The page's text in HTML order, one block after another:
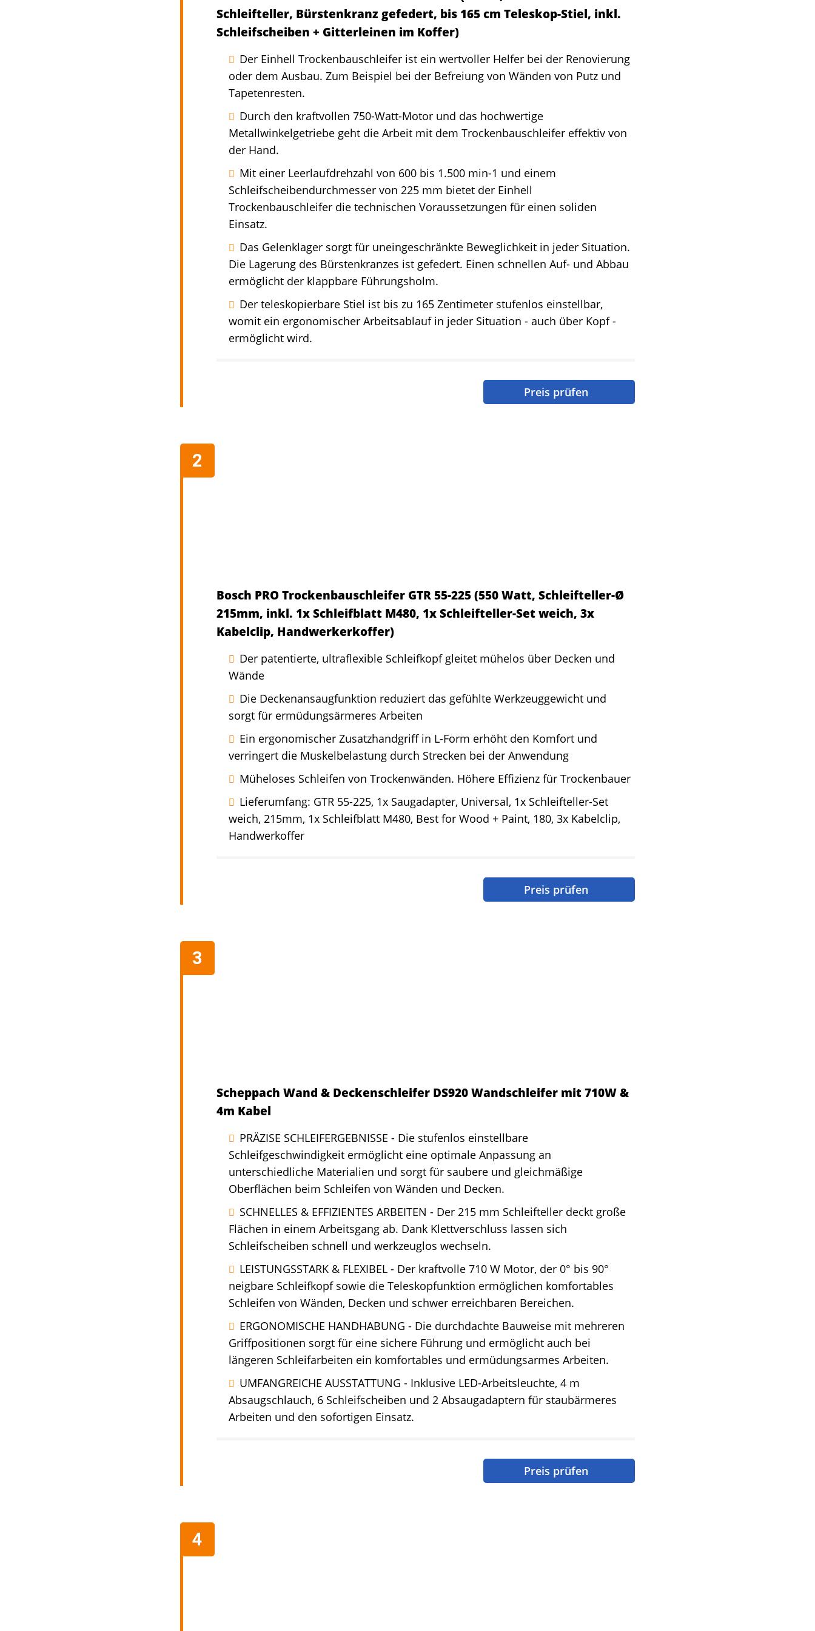
Schleifteller, Bürstenkranz gefedert, bis 165 cm Teleskop-Stiel, inkl.
Schleifscheiben + Gitterleinen im Koffer)
Der Einhell Trockenbauschleifer ist ein wertvoller Helfer bei der Renovierung
oder dem Ausbau. Zum Beispiel bei der Befreiung von Wänden von Putz und
Tapetenresten.
Durch den kraftvollen 750-Watt-Motor und das hochwertige
Metallwinkelgetriebe geht die Arbeit mit dem Trockenbauschleifer effektiv von
der Hand.
Mit einer Leerlaufdrehzahl von 600 bis 1.500 min-1 und einem
Schleifscheibendurchmesser von 225 mm bietet der Einhell
Trockenbauschleifer die technischen Voraussetzungen für einen soliden
Einsatz.
Das Gelenklager sorgt für uneingeschränkte Beweglichkeit in jeder Situation.
Die Lagerung des Bürstenkranzes ist gefedert. Einen schnellen Auf- und Abbau
ermöglicht der klappbare Führungsholm.
Der teleskopierbare Stiel ist bis zu 165 Zentimeter stufenlos einstellbar,
womit ein ergonomischer Arbeitsablauf in jeder Situation - auch über Kopf -
ermöglicht wird.
Preis prüfen
Bosch PRO Trockenbauschleifer GTR 55-225 (550 Watt, Schleifteller-Ø
215mm, inkl. 1x Schleifblatt M480, 1x Schleifteller-Set weich, 3x
Kabelclip, Handwerkerkoffer)
Der patentierte, ultraflexible Schleifkopf gleitet mühelos über Decken und
Wände
Die Deckenansaugfunktion reduziert das gefühlte Werkzeuggewicht und
sorgt für ermüdungsärmeres Arbeiten
Ein ergonomischer Zusatzhandgriff in L-Form erhöht den Komfort und
verringert die Muskelbelastung durch Strecken bei der Anwendung
Müheloses Schleifen von Trockenwänden. Höhere Effizienz für Trockenbauer
Lieferumfang: GTR 55-225, 1x Saugadapter, Universal, 1x Schleifteller-Set
weich, 215mm, 1x Schleifblatt M480, Best for Wood + Paint, 180, 3x Kabelclip,
Handwerkoffer
Preis prüfen
Scheppach Wand & Deckenschleifer DS920 Wandschleifer mit 710W &
4m Kabel
PRÄZISE SCHLEIFERGEBNISSE - Die stufenlos einstellbare
Schleifgeschwindigkeit ermöglicht eine optimale Anpassung an
unterschiedliche Materialien und sorgt für saubere und gleichmäßige
Oberflächen beim Schleifen von Wänden und Decken.
SCHNELLES & EFFIZIENTES ARBEITEN - Der 215 mm Schleifteller deckt große
Flächen in einem Arbeitsgang ab. Dank Klettverschluss lassen sich
Schleifscheiben schnell und werkzeuglos wechseln.
LEISTUNGSSTARK & FLEXIBEL - Der kraftvolle 710 W Motor, der 0° bis 90°
neigbare Schleifkopf sowie die Teleskopfunktion ermöglichen komfortables
Schleifen von Wänden, Decken und schwer erreichbaren Bereichen.
ERGONOMISCHE HANDHABUNG - Die durchdachte Bauweise mit mehreren
Griffpositionen sorgt für eine sichere Führung und ermöglicht auch bei
längeren Schleifarbeiten ein komfortables und ermüdungsarmes Arbeiten.
UMFANGREICHE AUSSTATTUNG - Inklusive LED-Arbeitsleuchte, 4 m
Absaugschlauch, 6 Schleifscheiben und 2 Absaugadaptern für staubärmeres
Arbeiten und den sofortigen Einsatz.
Preis prüfen